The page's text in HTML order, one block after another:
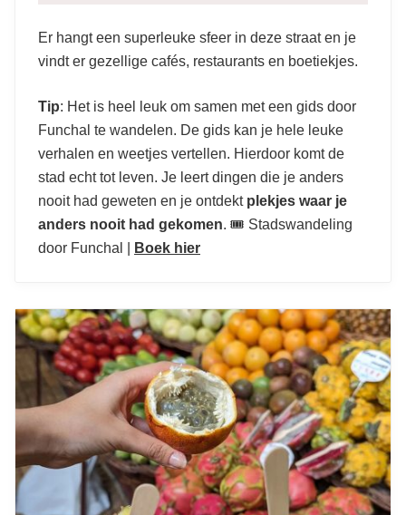
Er hangt een superleuke sfeer in deze straat en je
vindt er gezellige cafés, restaurants en boetiekjes.
Tip: Het is heel leuk om samen met een gids door
Funchal te wandelen. De gids kan je hele leuke
verhalen en weetjes vertellen. Hierdoor komt de
stad echt tot leven. Je leert dingen die je anders
nooit had geweten en je ontdekt plekjes waar je
anders nooit had gekomen. 🎟️ Stadswandeling
door Funchal |
Boek hier